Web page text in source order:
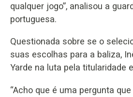
qualquer jogo”, analisou a
portuguesa.
Questionada sobre se o
suas escolhas para a baliza,
Yarde na luta pela titularidade
“Acho que é uma pergunta